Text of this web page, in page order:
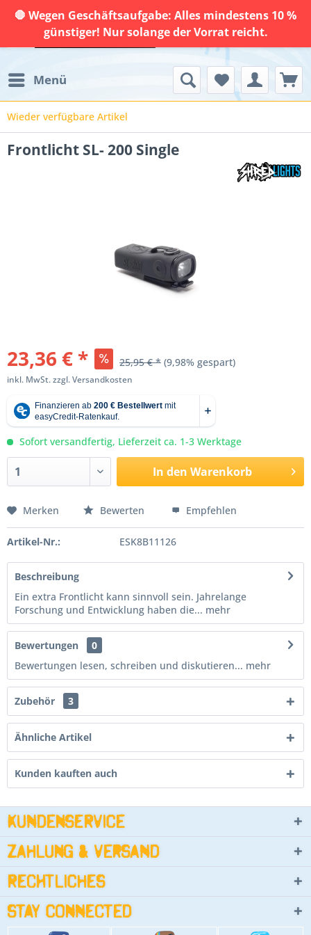
🛑 Wegen Geschäftsaufgabe: Alles mindestens 10 %
günstiger! Nur solange der Vorrat reicht.
Menü
Wieder verfügbare Artikel
Frontlicht SL- 200 Single
23,36 € * 25,95 € * (9,98% gespart)
inkl. MwSt.zzgl. Versandkosten
Sofort versandfertig, Lieferzeit ca. 1-3 Werktage
In den Warenkorb
Merken Bewerten Empfehlen
Artikel-Nr.: ESK8B11126
Beschreibung
Ein extra Frontlicht kann sinnvoll sein. Jahrelange
Forschung und Entwicklung haben die... mehr
Bewertungen
0
Bewertungen lesen, schreiben und diskutieren... mehr
Zubehör 3
Ähnliche Artikel
Kunden kauften auch
Kundenservice
Zahlung & Versand
Rechtliches
Stay connected